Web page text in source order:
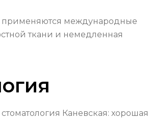
применяются международные
ткани и немедленная
Каневская: хорошая